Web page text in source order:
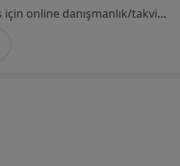
Bu uzman ilgili adres için online danışmanlık/takvim sunmuyor.